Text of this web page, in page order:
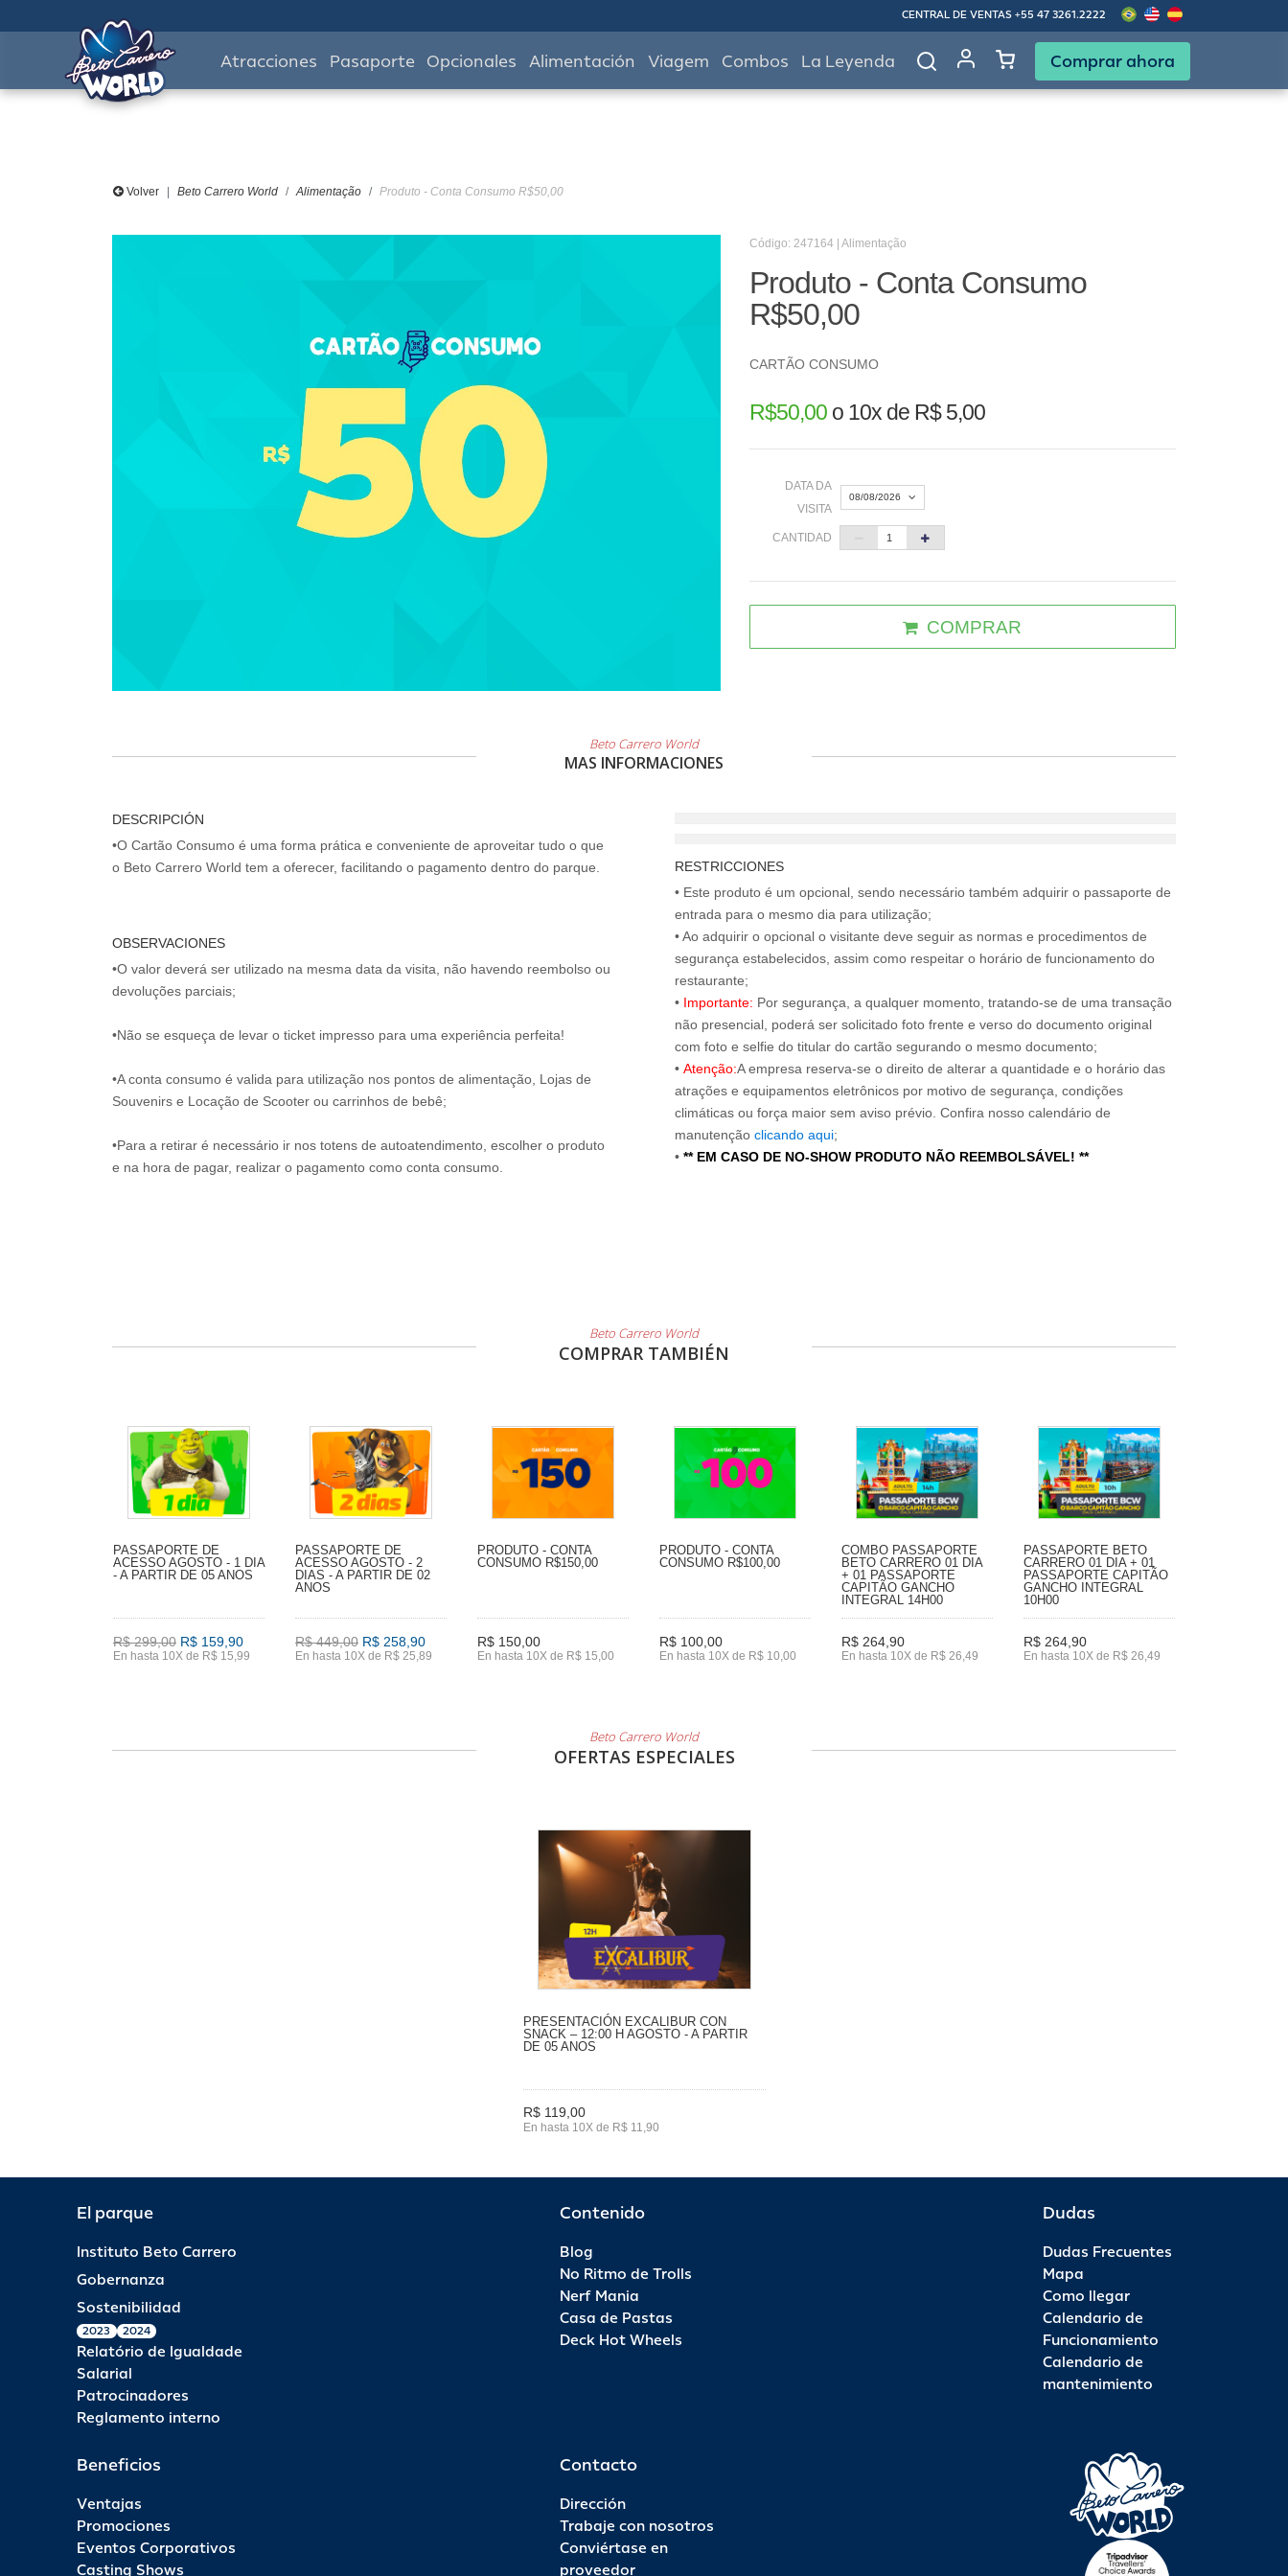
CENTRAL DE VENTAS +55 47 3261.2222
Atracciones Pasaporte Opcionales Alimentación Viagem Combos La Leyenda Comprar ahora
Volver Beto Carrero World Alimentação Produto - Conta Consumo R$50,00
Código: 247164 | Alimentação
Produto - Conta Consumo
R$50,00
CARTÃO CONSUMO
R$50,00o 10x de R$ 5,00
DATA DA
VISITA
08/08/2026
2 3 4 5 6 7 8
CANTIDAD
COMPRAR
Beto Carrero World
MAS INFORMACIONES
DESCRIPCIÓN
•O Cartão Consumo é uma forma prática e conveniente de aproveitar tudo o que
OBSERVACIONES
•O valor deverá ser utilizado na mesma data da visita, não havendo reembolso ou
devoluções parciais;
•Não se esqueça de levar o ticket impresso para uma experiência perfeita!
•A conta consumo é valida para utilização nos pontos de alimentação, Lojas de
Souvenirs e Locação de Scooter ou carrinhos de bebê;
•Para a retirar é necessário ir nos totens de autoatendimento, escolher o produto
e na hora de pagar, realizar o pagamento como conta consumo.
RESTRICCIONES
• Este produto é um opcional, sendo necessário também adquirir o passaporte de
entrada para o mesmo dia para utilização;
• Ao adquirir o opcional o visitante deve seguir as normas e procedimentos de
segurança estabelecidos, assim como respeitar o horário de funcionamento do
restaurante;
• Importante: Por segurança, a qualquer momento, tratando-se de uma transação
não presencial, poderá ser solicitado foto frente e verso do documento original
com foto e selfie do titular do cartão segurando o mesmo documento;
• Atenção:A empresa reserva-se o direito de alterar a quantidade e o horário das
atrações e equipamentos eletrônicos por motivo de segurança, condições
climáticas ou força maior sem aviso prévio. Confira nosso calendário de
manutenção clicando aqui;
• ** EM CASO DE NO-SHOW PRODUTO NÃO REEMBOLSÁVEL! **
Beto Carrero World
COMPRAR TAMBIÉN
PASSAPORTE DE
ACESSO AGOSTO - 1 DIA
- A PARTIR DE 05 ANOS
R$ 299,00 R$ 159,90
En hasta 10X de R$ 15,99
PASSAPORTE DE
ACESSO AGOSTO - 2
DIAS - A PARTIR DE 02
ANOS
R$ 449,00 R$ 258,90
En hasta 10X de R$ 25,89
PRODUTO - CONTA
CONSUMO R$150,00
R$ 150,00
En hasta 10X de R$ 15,00
PRODUTO - CONTA
CONSUMO R$100,00
R$ 100,00
En hasta 10X de R$ 10,00
COMBO PASSAPORTE
BETO CARRERO 01 DIA
+ 01 PASSAPORTE
CAPITÃO GANCHO
INTEGRAL 14H00
R$ 264,90
En hasta 10X de R$ 26,49
PASSAPORTE BETO
CARRERO 01 DIA + 01
PASSAPORTE CAPITÃO
GANCHO INTEGRAL
10H00
R$ 264,90
En hasta 10X de R$ 26,49
Beto Carrero World
OFERTAS ESPECIALES
PRESENTACIÓN EXCALIBUR CON
SNACK – 12:00 H AGOSTO - A PARTIR
DE 05 ANOS
R$ 119,00
En hasta 10X de R$ 11,90
El parque
Instituto Beto Carrero
Gobernanza
Sostenibilidad
2023 2024
Relatório de Igualdade
Salarial
Patrocinadores
Reglamento interno
Contenido
Blog
No Ritmo de Trolls
Nerf Mania
Casa de Pastas
Deck Hot Wheels
Dudas
Dudas Frecuentes
Mapa
Como llegar
Calendario de
Funcionamiento
Calendario de
mantenimiento
Beneficios
Ventajas
Promociones
Eventos Corporativos
Casting Shows
Contacto
Dirección
Trabaje con nosotros
Conviértase en
proveedor